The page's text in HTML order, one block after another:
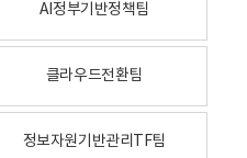
AI정부기반정책팀
클라우드전환팀
정보자원기반관리TF팀